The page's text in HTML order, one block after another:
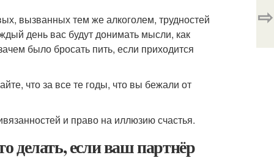
вызванных тем же алкоголем, трудностей
день вас будут донимать мысли, как
было бросать пить, если приходится
что за все те годы, что вы бежали от
и право на иллюзию счастья.
делать, если ваш партнёр
⇨